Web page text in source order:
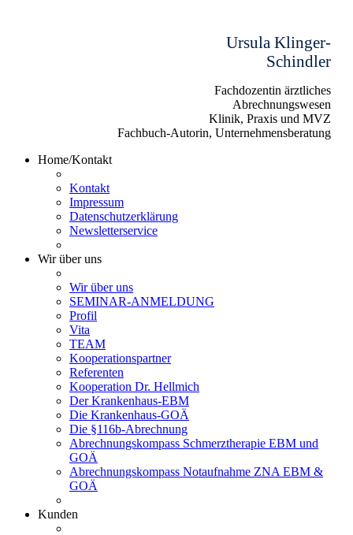
Ursula Klinger-
Schindler
Fachdozentin ärztliches
Abrechnungswesen
Klinik, Praxis und MVZ
Fachbuch-Autorin, Unternehmensberatung
Home/Kontakt
Kontakt
Impressum
Datenschutzerklärung
Newsletterservice
Wir über uns
Wir über uns
SEMINAR-ANMELDUNG
Profil
Vita
TEAM
Kooperationspartner
Referenten
Kooperation Dr. Hellmich
Der Krankenhaus-EBM
Die Krankenhaus-GOÄ
Die §116b-Abrechnung
Abrechnungskompass Schmerztherapie EBM und
GOÄ
Abrechnungskompass Notaufnahme ZNA EBM &
GOÄ
Kunden